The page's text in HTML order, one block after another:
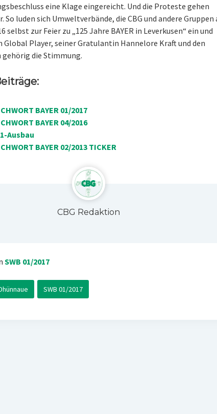
eine Klage eingereicht. Und die Proteste gehen
So luden sich Umweltverbände, die CBG und andere Gruppen
selbst zur Feier zu „125 Jahre BAYER in Leverkusen“ ein und
Global Player, seiner Gratulantin Hannelore Kraft und den
gehörig die Stimmung.
BAYER 01/2017
BAYER 04/2016
Ausbau
BAYER 02/2013 TICKER
CBG Redaktion
SWB 01/2017
SWB 01/2017